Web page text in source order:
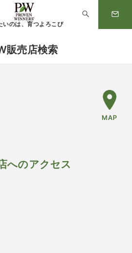
いのは、育つよろこび
販売店検索
MAP
へのアクセス